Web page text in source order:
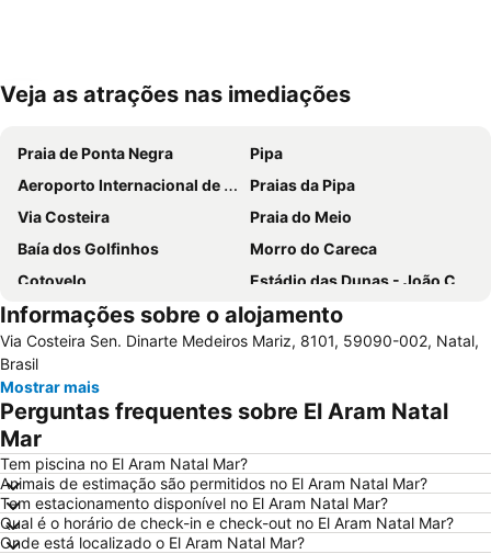
Ampliar mapa
Veja as atrações nas imediações
Praia de Ponta Negra
Pipa
Aeroporto Internacional de Natal - Governador Aluízio Alves
Praias da Pipa
Via Costeira
Praia do Meio
Baía dos Golfinhos
Morro do Careca
Cotovelo
Estádio das Dunas - João Cláudio de Vasconcelos Machado
Praia do Madeiro
Praia do Centro
Centro de Convenções de Natal
Praia do Amor
Praia de Búzios
Praia dos Artistas
Praia do Giz
Praia da Redinha
CBAEM 2013 - Congresso Brasileiro de Atualização em Endocrinologia & Metabologia
Centro de Artesanato da Praia dos Artistas
Porto de Natal
Praia do Forte
Areia Preta
27° Congresso Brasileiro de Microbiologia
Informações sobre o alojamento
Via Costeira Sen. Dinarte Medeiros Mariz, 8101, 59090-002, Natal,
Brasil
Mostrar mais
Perguntas frequentes sobre El Aram Natal
Mar
Tem piscina no El Aram Natal Mar?
Animais de estimação são permitidos no El Aram Natal Mar?
Tem estacionamento disponível no El Aram Natal Mar?
Qual é o horário de check-in e check-out no El Aram Natal Mar?
Onde está localizado o El Aram Natal Mar?